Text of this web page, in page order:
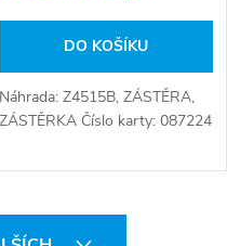
DO KOŠÍKU
Náhrada: Z4515B, ZÁSTĚRA,
ZÁSTĚRKA Číslo karty: 087224